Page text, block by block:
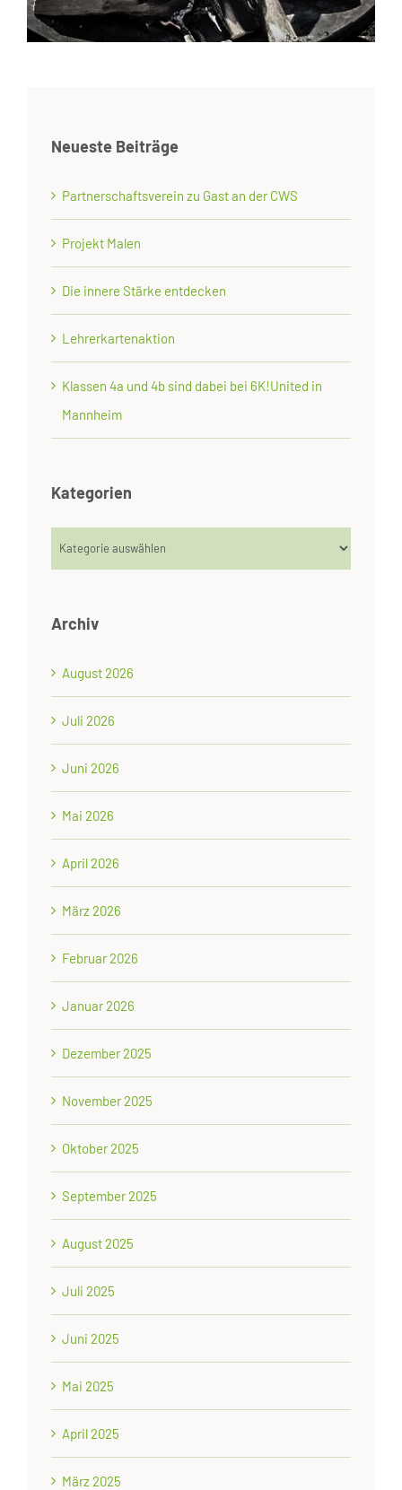
Neueste Beiträge
Partnerschaftsverein zu Gast an der CWS
Projekt Malen
Die innere Stärke entdecken
Lehrerkartenaktion
Klassen 4a und 4b sind dabei bei 6K!United in
Mannheim
Kategorien
Kategorien
Archiv
August 2026
Juli 2026
Juni 2026
Mai 2026
April 2026
März 2026
Februar 2026
Januar 2026
Dezember 2025
November 2025
Oktober 2025
September 2025
August 2025
Juli 2025
Juni 2025
Mai 2025
April 2025
März 2025